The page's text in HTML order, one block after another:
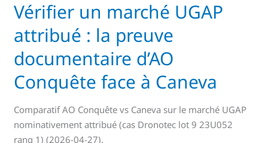
Vérifier un marché UGAP
attribué : la preuve
documentaire d’AO
Conquête face à Caneva
Comparatif AO Conquête vs Caneva sur le marché UGAP
nominativement attribué (cas Dronotec lot 9 23U052
rang 1) (2026-04-27).
Vérifier
un
marché
UGAP
attribué
:
preuve
documentaire